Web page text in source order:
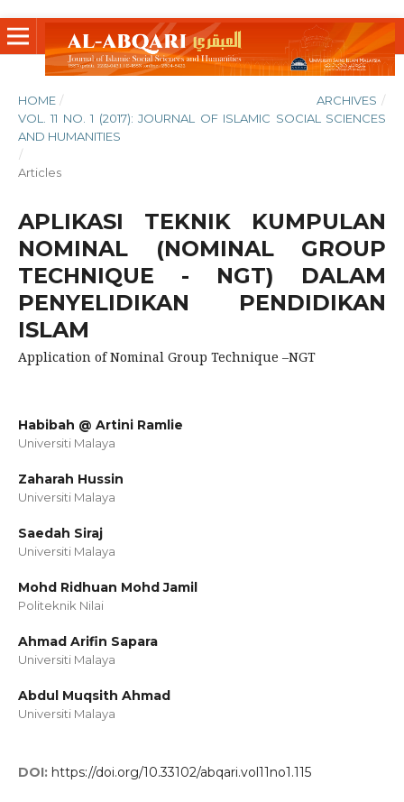
HOME / ARCHIVES /
VOL. 11 NO. 1 (2017): JOURNAL OF ISLAMIC SOCIAL SCIENCES
AND HUMANITIES
/
Articles
APLIKASI TEKNIK KUMPULAN
NOMINAL (NOMINAL GROUP
TECHNIQUE - NGT) DALAM
PENYELIDIKAN PENDIDIKAN
ISLAM
Application of Nominal Group Technique –NGT
Habibah @ Artini Ramlie
Universiti Malaya
Zaharah Hussin
Universiti Malaya
Saedah Siraj
Universiti Malaya
Mohd Ridhuan Mohd Jamil
Politeknik Nilai
Ahmad Arifin Sapara
Universiti Malaya
Abdul Muqsith Ahmad
Universiti Malaya
DOI: https://doi.org/10.33102/abqari.vol11no1.115